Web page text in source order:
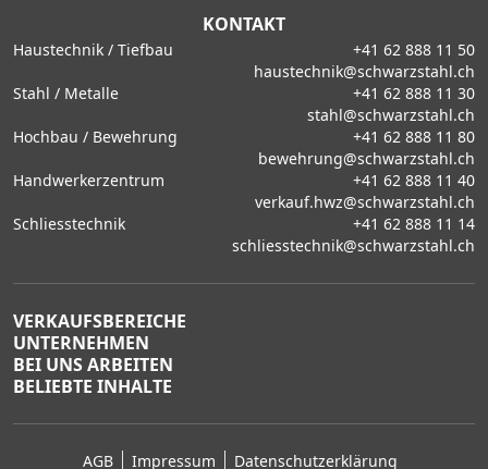
KONTAKT
Haustechnik / Tiefbau
+41 62 888 11 50
haustechnik@schwarzstahl.ch
Stahl / Metalle
+41 62 888 11 30
stahl@schwarzstahl.ch
Hochbau / Bewehrung
+41 62 888 11 80
bewehrung@schwarzstahl.ch
Handwerkerzentrum
+41 62 888 11 40
verkauf.hwz@schwarzstahl.ch
Schliesstechnik
+41 62 888 11 14
schliesstechnik@schwarzstahl.ch
VERKAUFSBEREICHE
UNTERNEHMEN
BEI UNS ARBEITEN
BELIEBTE INHALTE
AGB Impressum Datenschutzerklärung